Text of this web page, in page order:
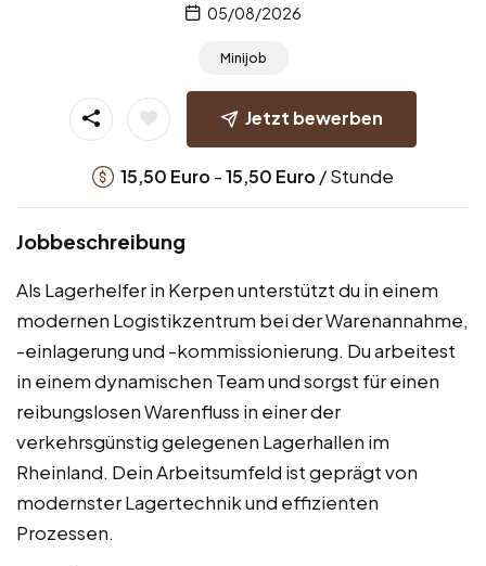
05/08/2026
Minijob
Jetzt bewerben
15,50 Euro -15,50 Euro / Stunde
Jobbeschreibung
Als Lagerhelfer in Kerpen unterstützt du in einem
modernen Logistikzentrum bei der Warenannahme,
-einlagerung und -kommissionierung. Du arbeitest
in einem dynamischen Team und sorgst für einen
reibungslosen Warenfluss in einer der
verkehrsgünstig gelegenen Lagerhallen im
Rheinland. Dein Arbeitsumfeld ist geprägt von
modernster Lagertechnik und effizienten
Prozessen.